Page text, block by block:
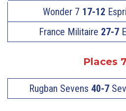
Wonder 7 17-12
France Militaire 27-7
Places
Rugban Sevens 40-7